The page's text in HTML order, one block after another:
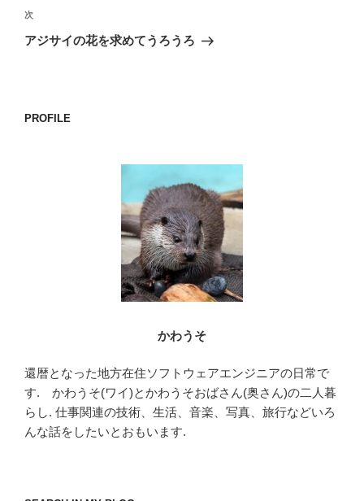
ビ
ゲ
ン
稿
次
の
次
アジサイの花を求めてうろうろ
PROFILE
かわうそ
還暦となった地方在住ソフトウェアエンジニアの日常で
す. かわうそ(ワイ)とかわうそおばさん(奥さん)の二人暮
らし. 仕事関連の技術、生活、音楽、写真、旅行などいろ
んな話をしたいとおもいます.